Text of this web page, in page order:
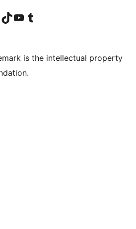
Facebook
pe Instagram
ne pe LinkedIn
Vizitează contul nostru TikTok
Vizitează canalul nostru YouTube
Vizitează contul nostru Tumblr
is the intellectual property